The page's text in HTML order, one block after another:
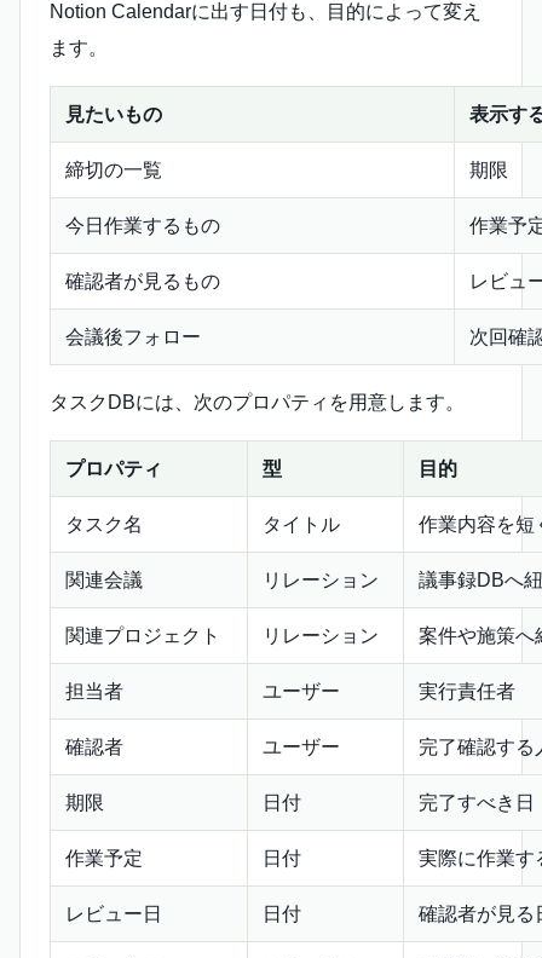
Notion Calendarに出す日付も、目的によって変え
ます。
見たいもの 表示す
締切の一覧 期限
今日作業するもの 作業予
確認者が見るもの レビュ
会議後フォロー 次回確
タスクDBには、次のプロパティを用意します。
プロパティ 型 目的
タスク名 タイトル 作業内容を短
関連会議 リレーション 議事録DBへ
関連プロジェクト リレーション 案件や施策へ
担当者 ユーザー 実行責任者
確認者 ユーザー 完了確認する
期限 日付 完了すべき日
作業予定 日付 実際に作業す
レビュー日 日付 確認者が見る